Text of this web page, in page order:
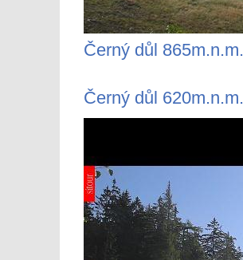
Černý důl 865m.n.m.
Černý důl 620m.n.m.